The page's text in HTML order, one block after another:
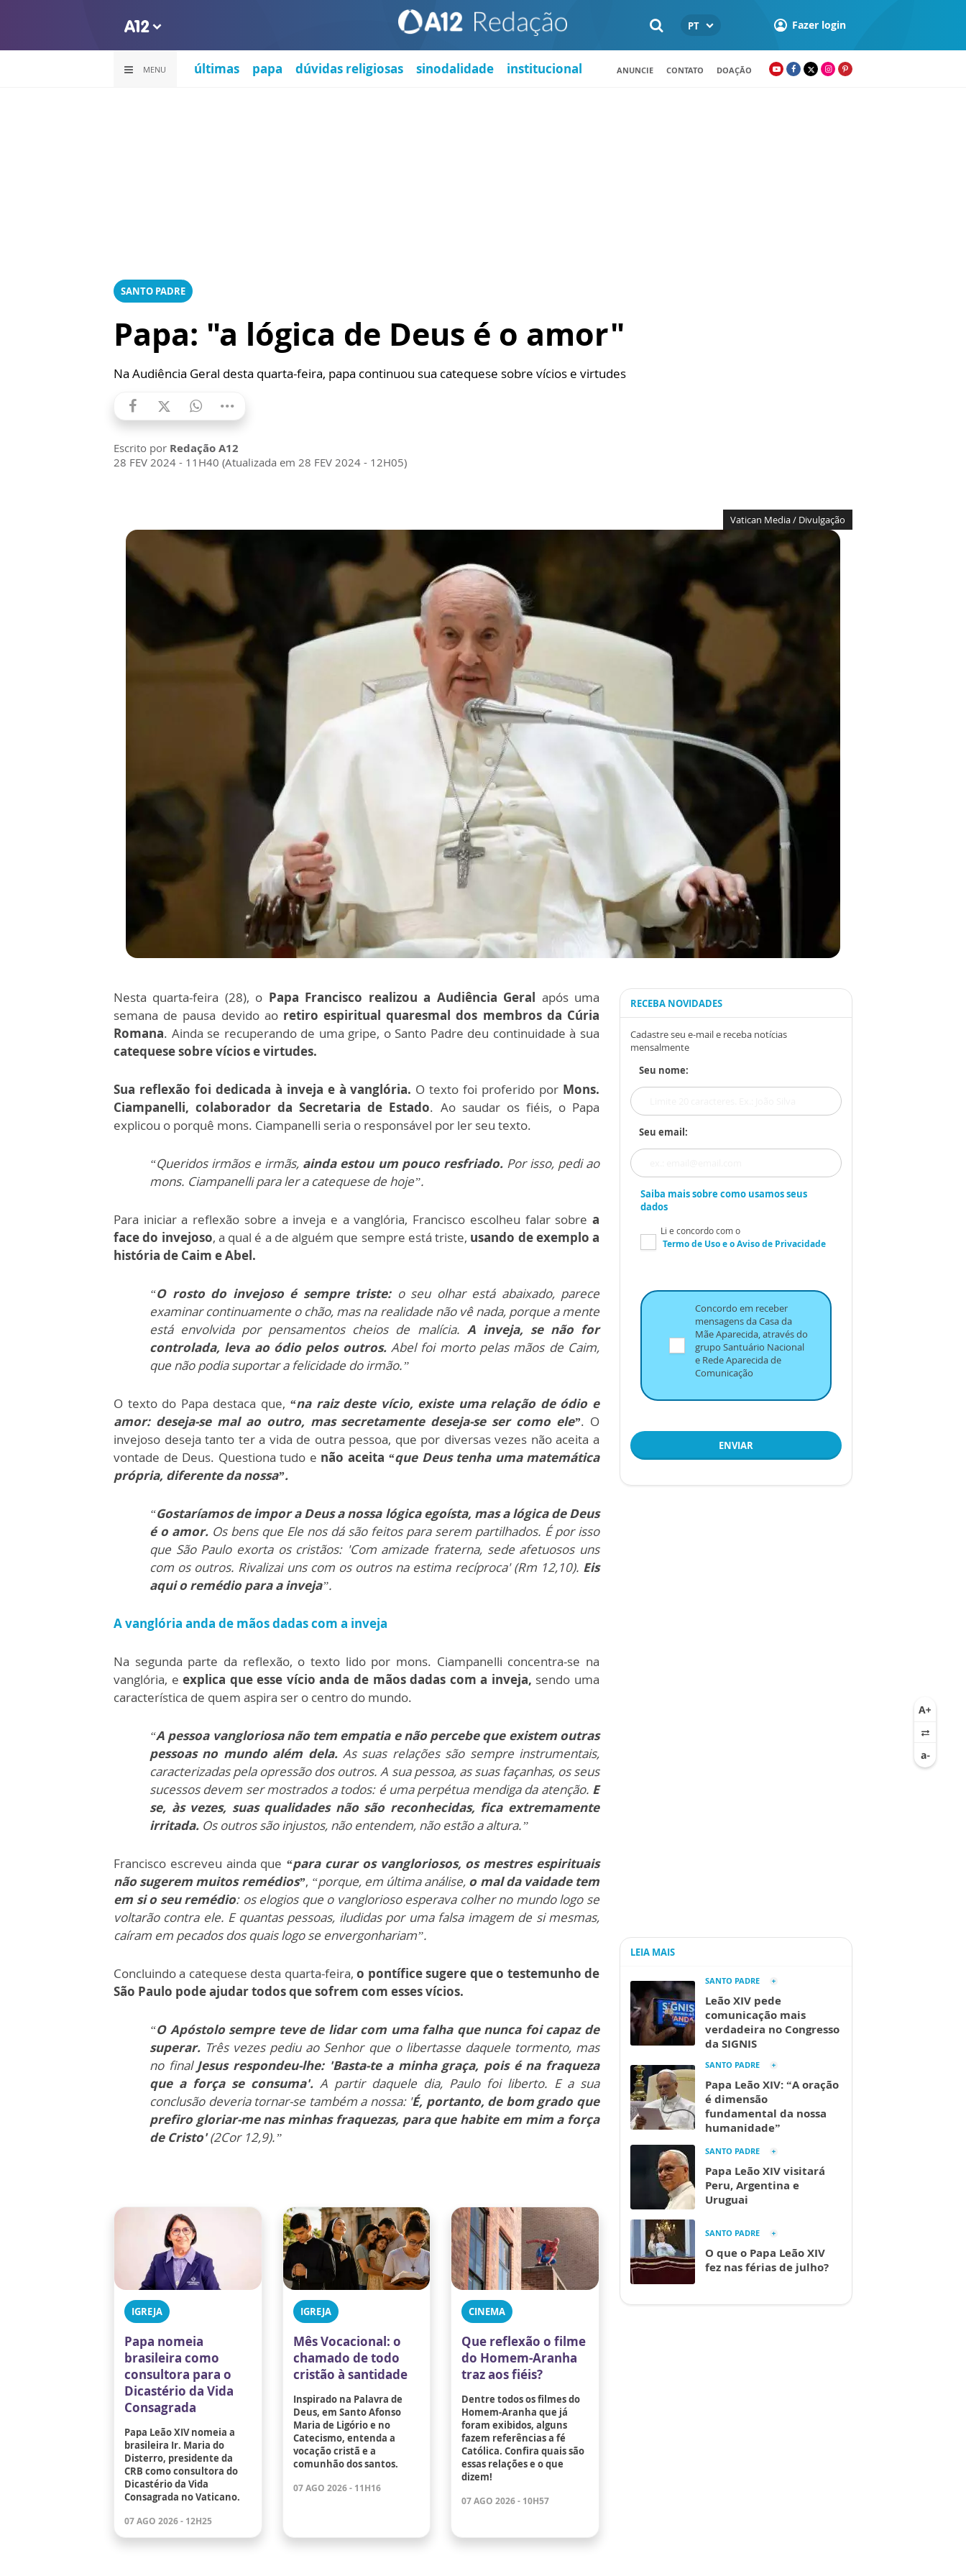
PT Fazer login
MENU últimas papa dúvidas religiosas sinodalidade institucional ANUNCIE CONTATO DOAÇÃO
SANTO PADRE
Papa: "a lógica de Deus é o amor"
Na Audiência Geral desta quarta-feira, papa continuou sua catequese sobre vícios e virtudes
Escrito por Redação A12
28 FEV 2024 - 11H40 (Atualizada em 28 FEV 2024 - 12H05)
Vatican Media / Divulgação
Nesta quarta-feira (28), o Papa Francisco realizou a Audiência Geral após uma
semana de pausa devido ao retiro espiritual quaresmal dos membros da Cúria
Romana. Ainda se recuperando de uma gripe, o Santo Padre deu continuidade à sua
catequese sobre vícios e virtudes.
Sua reflexão foi dedicada à inveja e à vanglória. O texto foi proferido por Mons.
Ciampanelli, colaborador da Secretaria de Estado. Ao saudar os fiéis, o Papa
explicou o porquê mons. Ciampanelli seria o responsável por ler seu texto.
“Queridos irmãos e irmãs, ainda estou um pouco resfriado.Por isso, pedi ao
mons. Ciampanelli para ler a catequese de hoje”.
Para iniciar a reflexão sobre a inveja e a vanglória, Francisco escolheu falar sobre a
face do invejoso, a qual é a de alguém que sempre está triste, usando de exemplo a
história de Caim e Abel.
“O rosto do invejoso é sempre triste: o seu olhar está abaixado, parece
examinar continuamente o chão, mas na realidade não vê nada, porque a mente
está envolvida por pensamentos cheios de malícia. A inveja, se não for
controlada, leva ao ódio pelos outros.Abel foi morto pelas mãos de Caim,
que não podia suportar a felicidade do irmão.”
O texto do Papa destaca que, “na raiz deste vício, existe uma relação de ódio e
amor: deseja-se mal ao outro, mas secretamente deseja-se ser como ele”. O
invejoso deseja tanto ter a vida de outra pessoa, que por diversas vezes não aceita a
vontade de Deus. Questiona tudo e não aceita “que Deus tenha uma matemática
própria, diferente da nossa”.
“Gostaríamos de impor a Deus a nossa lógica egoísta, mas a lógica de Deus
é o amor. Os bens que Ele nos dá são feitos para serem partilhados. É por isso
que São Paulo exorta os cristãos: 'Com amizade fraterna, sede afetuosos uns
com os outros. Rivalizai uns com os outros na estima recíproca' (Rm 12,10). Eis
aqui o remédio para a inveja”.
A vanglória anda de mãos dadas com a inveja
Na segunda parte da reflexão, o texto lido por mons. Ciampanelli concentra-se na
vanglória, eexplica que esse vício anda de mãos dadas com a inveja, sendo uma
característica de quem aspira ser o centro do mundo.
“A pessoa vangloriosa não tem empatia e não percebe que existem outras
pessoas no mundo além dela.As suas relações são sempre instrumentais,
caracterizadas pela opressão dos outros. A sua pessoa, as suas façanhas, os seus
sucessos devem ser mostrados a todos: é uma perpétua mendiga da atenção. E
se, às vezes, suas qualidades não são reconhecidas, fica extremamente
irritada. Os outros são injustos, não entendem, não estão a altura.”
Francisco escreveu ainda que “para curar os vangloriosos, os mestres espirituais
não sugerem muitos remédios”, “porque, em última análise, o mal da vaidade tem
em si o seu remédio: os elogios que o vanglorioso esperava colher no mundo logo se
voltarão contra ele. E quantas pessoas, iludidas por uma falsa imagem de si mesmas,
caíram em pecados dos quais logo se envergonhariam”.
Concluindo a catequese desta quarta-feira,o pontífice sugere que o testemunho de
São Paulo pode ajudar todos que sofrem com esses vícios.
“O Apóstolo sempre teve de lidar com uma falha que nunca foi capaz de
superar. Três vezes pediu ao Senhor que o libertasse daquele tormento, mas
no final Jesus respondeu-lhe: 'Basta-te a minha graça, pois é na fraqueza
que a força se consuma'. A partir daquele dia, Paulo foi liberto. E a sua
conclusão deveria tornar-se também a nossa: 'É, portanto, de bom grado que
prefiro gloriar-me nas minhas fraquezas, para que habite em mim a força
de Cristo'(2Cor 12,9).”
IGREJA
Papa nomeia
brasileira como
consultora para o
Dicastério da Vida
Consagrada
Papa Leão XIV nomeia a
brasileira Ir. Maria do
Disterro, presidente da
CRB como consultora do
Dicastério da Vida
Consagrada no Vaticano.
07 AGO 2026 - 12H25
IGREJA
Mês Vocacional: o
chamado de todo
cristão à santidade
Inspirado na Palavra de
Deus, em Santo Afonso
Maria de Ligório e no
Catecismo, entenda a
vocação cristã e a
comunhão dos santos.
07 AGO 2026 - 11H16
CINEMA
Que reflexão o filme
do Homem-Aranha
traz aos fiéis?
Dentre todos os filmes do
Homem-Aranha que já
foram exibidos, alguns
fazem referências a fé
Católica. Confira quais são
essas relações e o que
dizem!
07 AGO 2026 - 10H57
RECEBA NOVIDADES
Cadastre seu e-mail e receba notícias
mensalmente
Seu nome:
Seu email:
Saiba mais sobre como usamos seus
dados
Li e concordo com o
Termo de Usoe oAviso de Privacidade
Concordo em receber
mensagens da Casa da
Mãe Aparecida, através do
grupo Santuário Nacional
e Rede Aparecida de
Comunicação
ENVIAR
LEIA MAIS
SANTO PADRE
Leão XIV pede
comunicação mais
verdadeira no Congresso
da SIGNIS
SANTO PADRE
Papa Leão XIV: “A oração
é dimensão
fundamental da nossa
humanidade”
SANTO PADRE
Papa Leão XIV visitará
Peru, Argentina e
Uruguai
SANTO PADRE
O que o Papa Leão XIV
fez nas férias de julho?